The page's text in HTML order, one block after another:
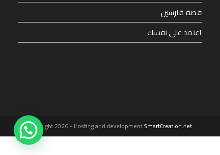
قصة فارسين
اعتمد على نفسك
Copyright 2026 - Hosting and developmentSmartCreation.net
1